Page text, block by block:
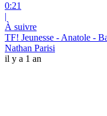
0:21
|
À suivre
TF! Jeunesse - Anatole -
Nathan Parisi
il y a 1 an